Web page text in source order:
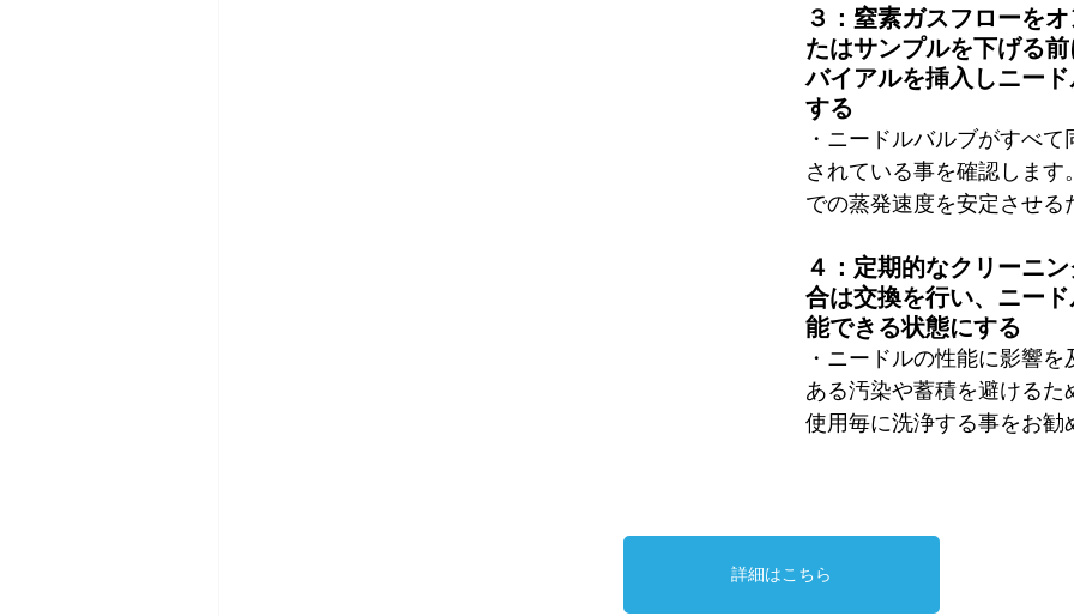
３：窒素ガスフローを
たはサンプルを下げる
バイアルを挿入しニー
する
・ニードルバルブがすべ
されている事を確認します
での蒸発速度を安定させる
４：定期的なクリーニ
合は交換を行い、ニー
能できる状態にする
・ニードルの性能に影響
ある汚染や蓄積を避けるた
使用毎に洗浄する事をお勧
詳細はこちら